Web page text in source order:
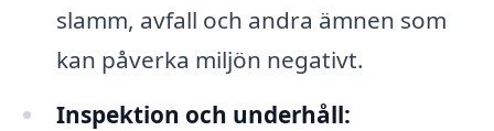
slamm, avfall och andra ämnen som
kan påverka miljön negativt.
Inspektion och underhåll: